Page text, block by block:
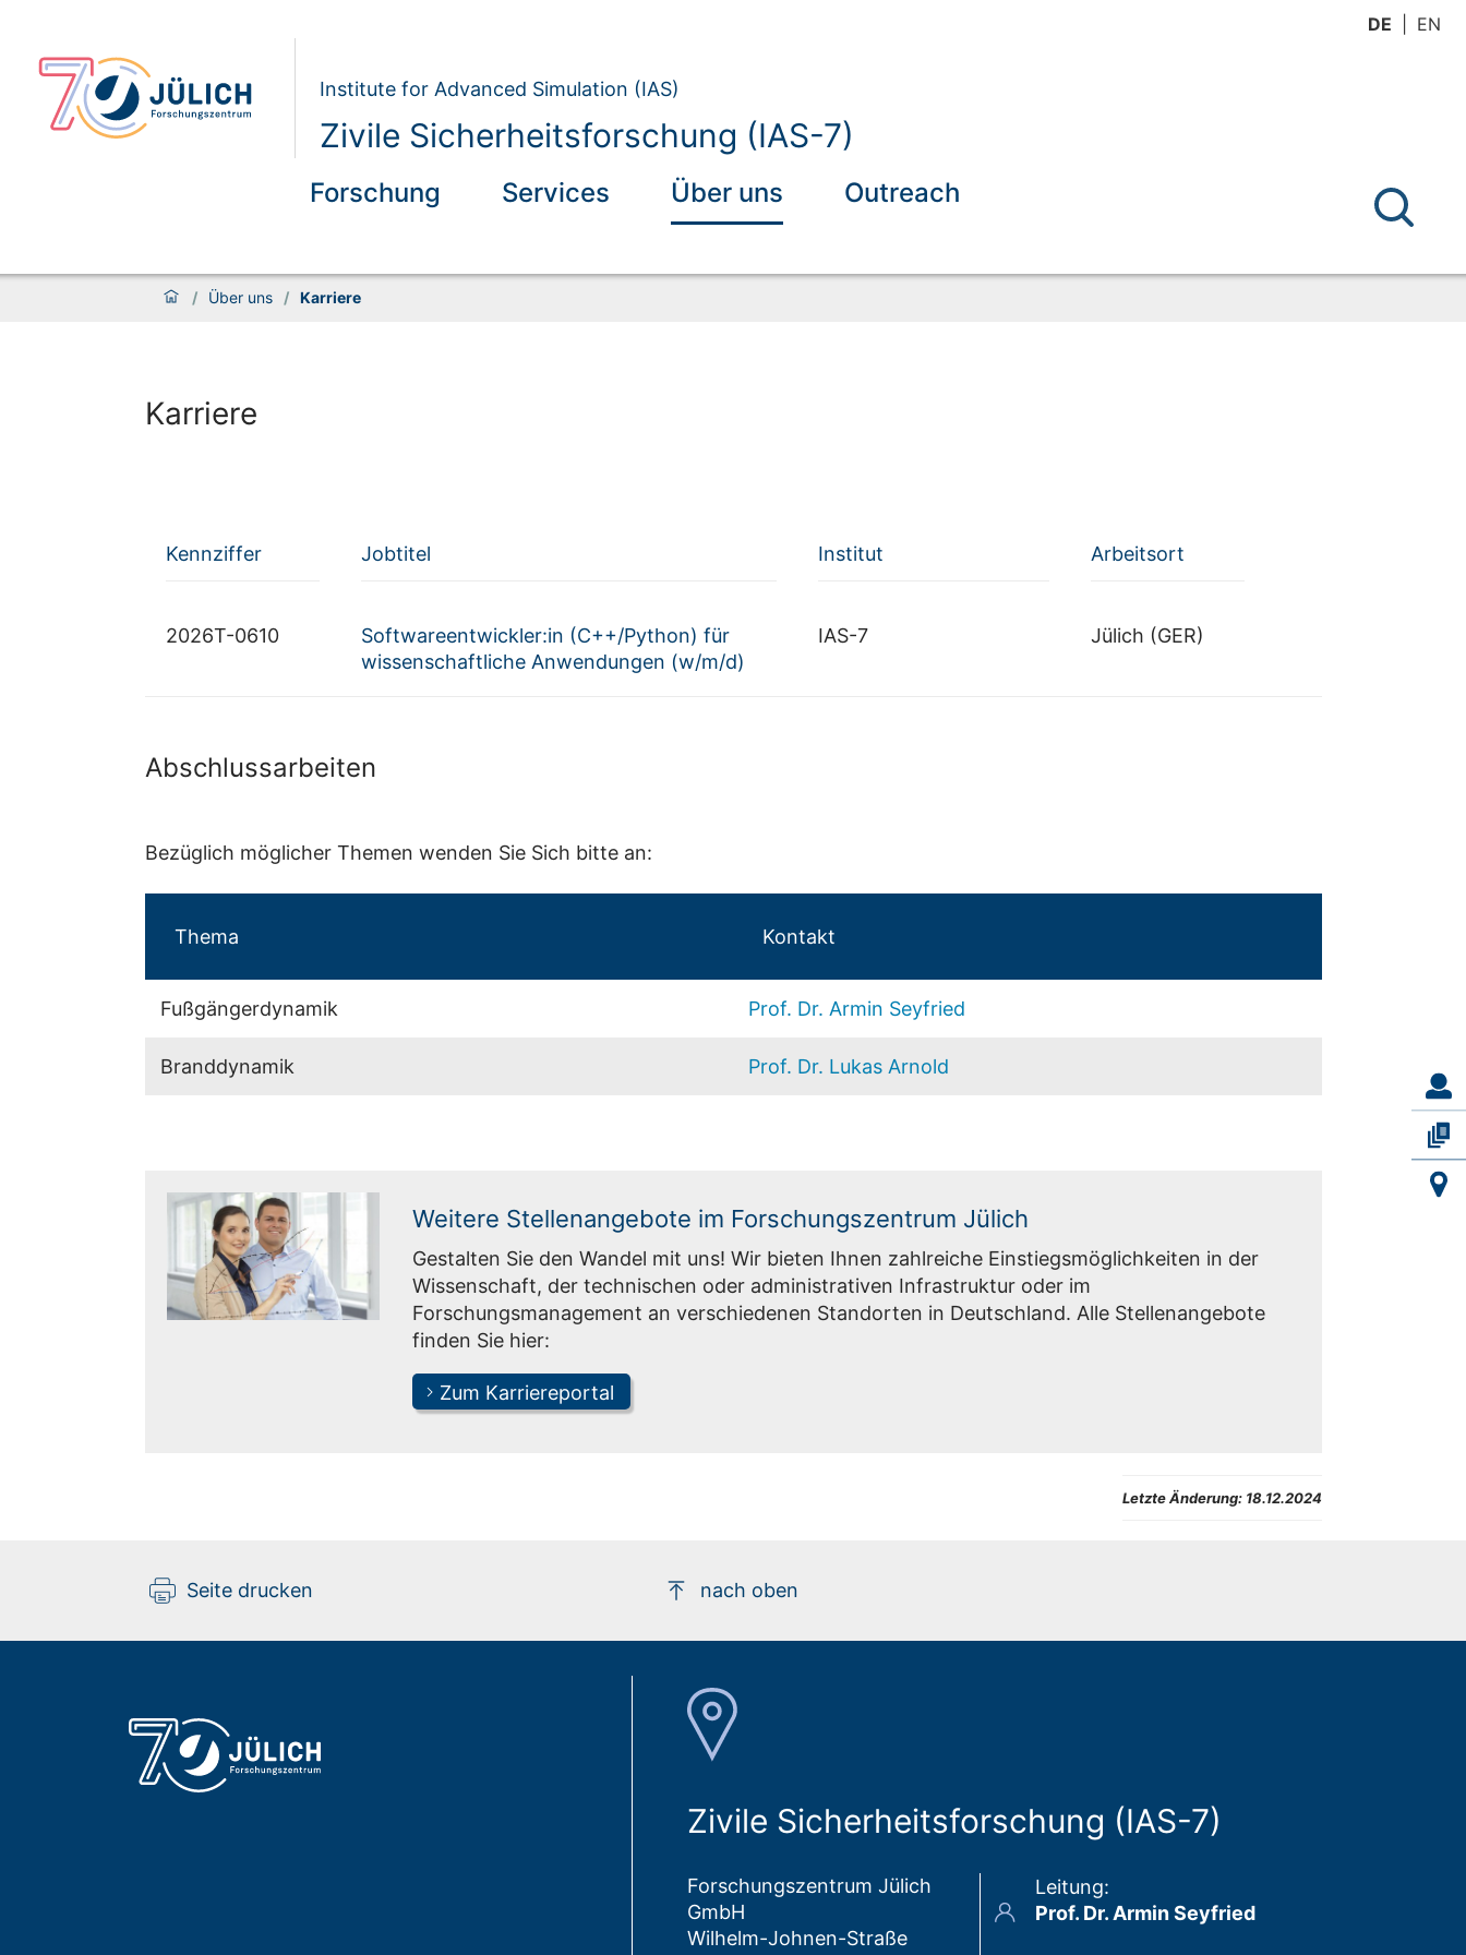
DE EN
Institute for Advanced Simulation (IAS)
Zivile Sicherheitsforschung (IAS-7)
Forschung Services Über uns Outreach
/ Über uns / Karriere
Karriere
Kennziffer Jobtitel Institut Arbeitsort
2026T-0610
Softwareentwickler:in (C++/Python) für
wissenschaftliche Anwendungen (w/m/d)
IAS-7 Jülich (GER)
Abschlussarbeiten
Bezüglich möglicher Themen wenden Sie Sich bitte an:
Thema Kontakt
Fußgängerdynamik Prof. Dr. Armin Seyfried
Branddynamik Prof. Dr. Lukas Arnold
Weitere Stellenangebote im Forschungszentrum Jülich
Gestalten Sie den Wandel mit uns! Wir bieten Ihnen zahlreiche Einstiegsmöglichkeiten in der
Wissenschaft, der technischen oder administrativen Infrastruktur oder im
Forschungsmanagement an verschiedenen Standorten in Deutschland. Alle Stellenangebote
finden Sie hier:
Zum Karriereportal
Letzte Änderung: 18.12.2024
Seite drucken nach oben
Zivile Sicherheitsforschung (IAS-7)
Forschungszentrum Jülich
GmbH
Wilhelm-Johnen-Straße
Leitung:
Prof. Dr. Armin Seyfried